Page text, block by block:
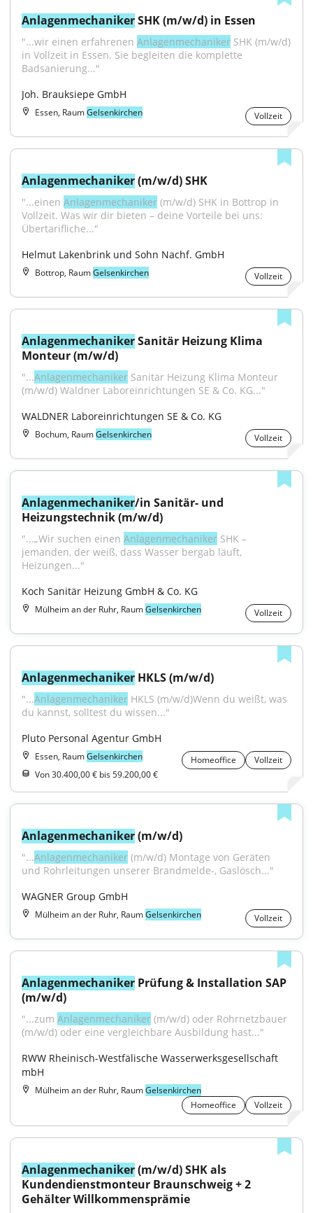
Anlagenmechaniker SHK (m/w/d) in Essen
"...wir einen erfahrenen Anlagenmechaniker SHK (m/w/d)
in Vollzeit in Essen. Sie begleiten die komplette
Badsanierung..."
Joh. Brauksiepe GmbH
Essen, RaumGelsenkirchen Vollzeit
Anlagenmechaniker (m/w/d) SHK
"...einen Anlagenmechaniker (m/w/d) SHK in Bottrop in
Vollzeit. Was wir dir bieten – deine Vorteile bei uns:
Übertarifliche..."
Helmut Lakenbrink und Sohn Nachf. GmbH
Bottrop, RaumGelsenkirchen Vollzeit
Anlagenmechaniker Sanitär Heizung Klima
Monteur (m/w/d)
"...Anlagenmechaniker Sanitär Heizung Klima Monteur
(m/w/d) Waldner Laboreinrichtungen SE & Co. KG..."
WALDNER Laboreinrichtungen SE & Co. KG
Bochum, RaumGelsenkirchen Vollzeit
Anlagenmechaniker/in Sanitär- und
Heizungstechnik (m/w/d)
"...„Wir suchen einen Anlagenmechaniker SHK –
jemanden, der weiß, dass Wasser bergab läuft,
Heizungen..."
Koch Sanitär Heizung GmbH & Co. KG
Mülheim an der Ruhr, RaumGelsenkirchen Vollzeit
Anlagenmechaniker HKLS (m/w/d)
"...Anlagenmechaniker HKLS (m/w/d)Wenn du weißt, was
du kannst, solltest du wissen..."
Pluto Personal Agentur GmbH
Essen, RaumGelsenkirchen Homeoffice
Vollzeit
Von 30.400,00 € bis 59.200,00 €
Anlagenmechaniker (m/w/d)
"...Anlagenmechaniker (m/w/d) Montage von Geräten
und Rohrleitungen unserer Brandmelde-, Gaslösch..."
WAGNER Group GmbH
Mülheim an der Ruhr, RaumGelsenkirchen Vollzeit
Anlagenmechaniker Prüfung & Installation SAP
(m/w/d)
"...zum Anlagenmechaniker (m/w/d) oder Rohrnetzbauer
(m/w/d) oder eine vergleichbare Ausbildung hast..."
RWW Rheinisch-Westfälische Wasserwerksgesellschaft
mbH
Mülheim an der Ruhr, RaumGelsenkirchen
Homeoffice
Vollzeit
Anlagenmechaniker (m/w/d) SHK als
Kundendienstmonteur Braunschweig + 2
Gehälter Willkommensprämie